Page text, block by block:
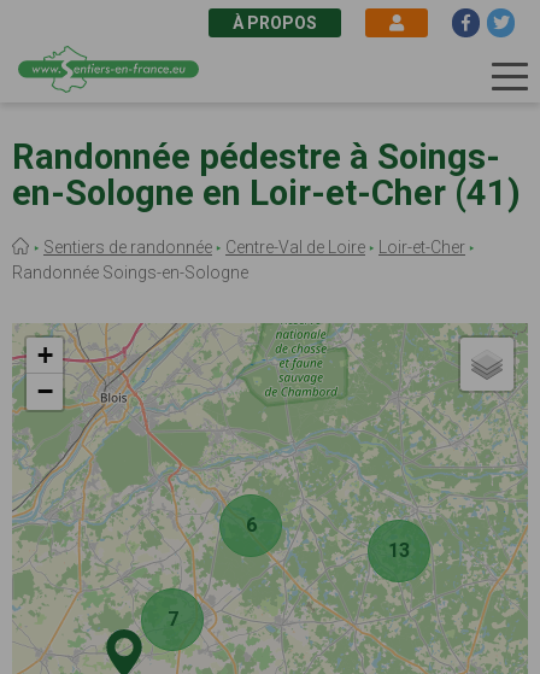
au
contenu
principal
À PROPOS
Randonnée pédestre à Soings-
en-Sologne en Loir-et-Cher (41)
Fil
d'Ariane
Sentiers de randonnée Centre-Val de Loire
Loir-et-Cher
Randonnée Soings-en-Sologne
13
6
7
+
−